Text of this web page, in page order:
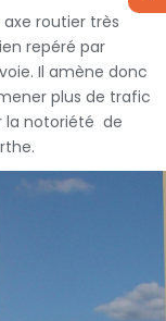
routier très
repéré par
Il amène donc
plus de trafic
la notoriété de